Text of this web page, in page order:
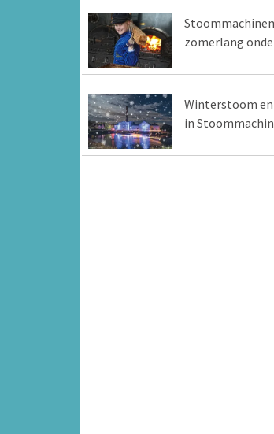
zomerlang
Winterstoom
in